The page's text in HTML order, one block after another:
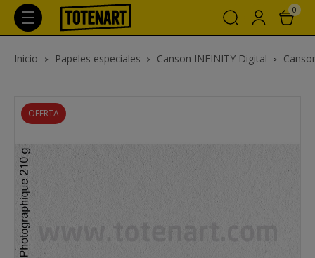
0
Inicio Papeles especiales Canson INFINITY Digital
OFERTA